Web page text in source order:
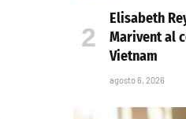
Elisabeth
Marivent al
Vietnam
agosto 6, 2026